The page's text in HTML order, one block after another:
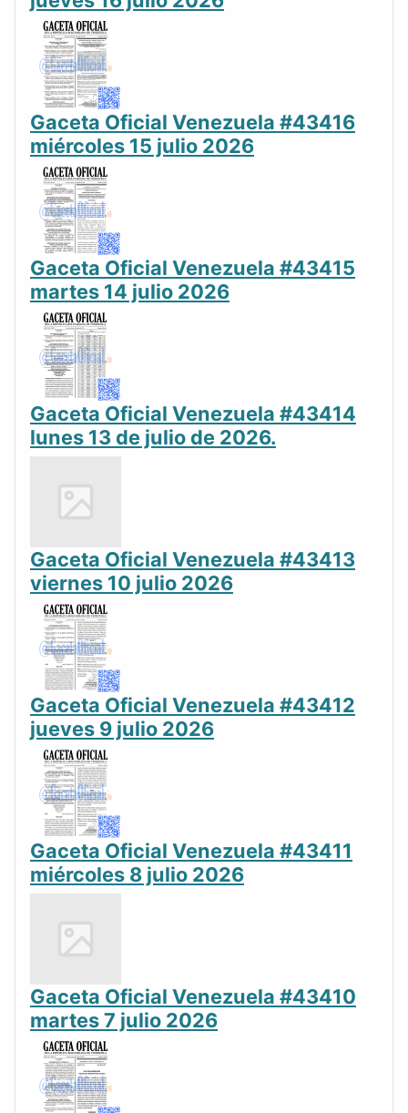
Gaceta Oficial Venezuela #43416
miércoles 15 julio 2026
Gaceta Oficial Venezuela #43415
martes 14 julio 2026
Gaceta Oficial Venezuela #43414
lunes 13 de julio de 2026.
Gaceta Oficial Venezuela #43413
viernes 10 julio 2026
Gaceta Oficial Venezuela #43412
jueves 9 julio 2026
Gaceta Oficial Venezuela #43411
miércoles 8 julio 2026
Gaceta Oficial Venezuela #43410
martes 7 julio 2026